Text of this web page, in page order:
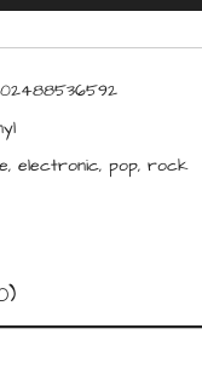
She
Said
(Limited
Disc)
, electronic, pop, rock